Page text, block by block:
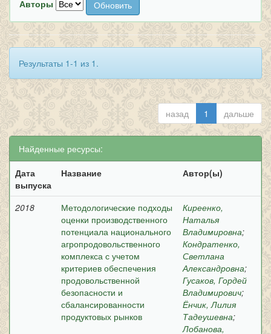
Авторы
Результаты 1-1 из 1.
назад 1 дальше
Найденные ресурсы:
Дата
выпуска
Название Автор(ы)
2018
Методологические подходы
оценки производственного
потенциала национального
агропродовольственного
комплекса с учетом
критериев обеспечения
продовольственной
безопасности и
сбалансированности
продуктовых рынков
Киреенко,
Наталья
Владимировна;
Кондратенко,
Светлана
Александровна;
Гусаков, Гордей
Владимирович;
Ёнчик, Лилия
Тадеушевна;
Лобанова,